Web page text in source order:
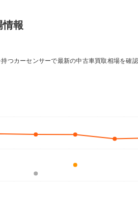
情報
つカーセンサーで最新の中古車買取相場を確